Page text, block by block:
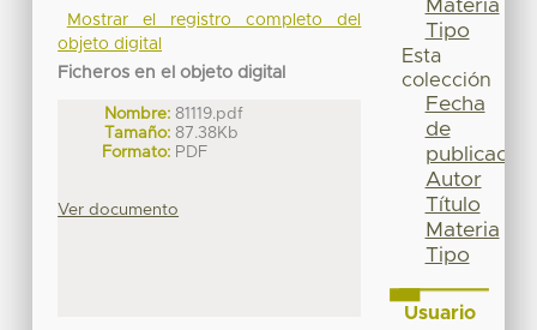
Mostrar el registro completo del
objeto digital
Ficheros en el objeto digital
Nombre: 81119.pdf
Tamaño: 87.38Kb
Formato: PDF
Ver documento
Materia
Tipo
Esta
colección
Fecha
de
publicación
Autor
Título
Materia
Tipo
Usuario